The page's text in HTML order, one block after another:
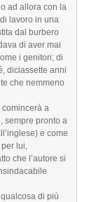
ad allora con la
lavoro in una
dal burbero
di aver mai
i genitori; di
diciassette anni
che nemmeno
comincerà a
sempre pronto a
e come
lui,
che l’autore si
di più